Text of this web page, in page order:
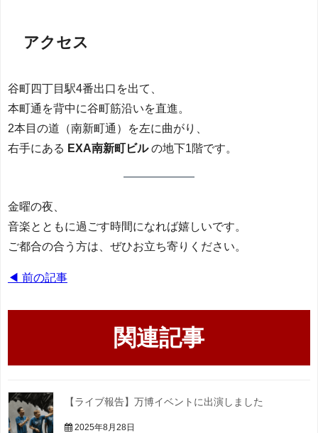
アクセス
谷町四丁目駅4番出口を出て、
本町通を背中に谷町筋沿いを直進。
2本目の道（南新町通）を左に曲がり、
右手にある EXA南新町ビルの地下1階です。
金曜の夜、
音楽とともに過ごす時間になれば嬉しいです。
ご都合の合う方は、ぜひお立ち寄りください。
◀ 前の記事
関連記事
【ライブ報告】万博イベントに出演しました
2025年8月28日